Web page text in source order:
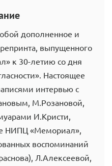
дополненное и
выпущенного
к 30-летию со дня
Настоящее
интервью с
М.Розановой,
И.Кристи,
НИПЦ «Мемориал»,
воспоминаний
Л.Алексеевой,